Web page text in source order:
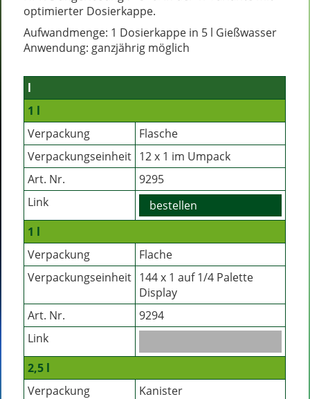
optimierter Dosierkappe.
Aufwandmenge: 1 Dosierkappe in 5 l Gießwasser
Anwendung: ganzjährig möglich
l
1 l
Verpackung
Flasche
Verpackungseinheit 12 x 1 im Umpack
Art. Nr.
9295
Link
bestellen
1 l
Verpackung
Flache
Verpackungseinheit 144 x 1 auf 1/4 Palette
Display
Art. Nr.
9294
Link
2,5 l
Verpackung
Kanister